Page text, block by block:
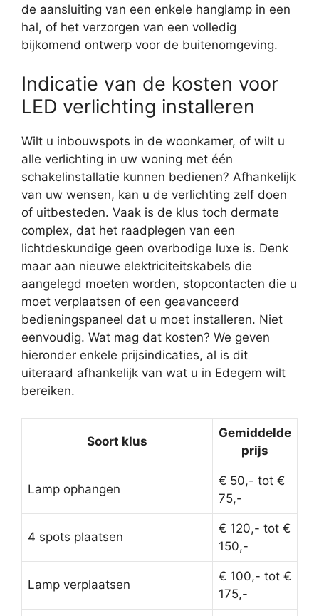
de aansluiting van een enkele hanglamp in een
hal, of het verzorgen van een volledig
bijkomend ontwerp voor de buitenomgeving.
Indicatie van de kosten voor
LED verlichting installeren
Wilt u inbouwspots in de woonkamer, of wilt u
alle verlichting in uw woning met één
schakelinstallatie kunnen bedienen? Afhankelijk
van uw wensen, kan u de verlichting zelf doen
of uitbesteden. Vaak is de klus toch dermate
complex, dat het raadplegen van een
lichtdeskundige geen overbodige luxe is. Denk
maar aan nieuwe elektriciteitskabels die
aangelegd moeten worden, stopcontacten die u
moet verplaatsen of een geavanceerd
bedieningspaneel dat u moet installeren. Niet
eenvoudig. Wat mag dat kosten? We geven
hieronder enkele prijsindicaties, al is dit
uiteraard afhankelijk van wat u in Edegem wilt
bereiken.
Soort klus
Gemiddelde
prijs
Lamp ophangen
€ 50,- tot €
75,-
4 spots plaatsen
€ 120,- tot €
150,-
Lamp verplaatsen
€ 100,- tot €
175,-